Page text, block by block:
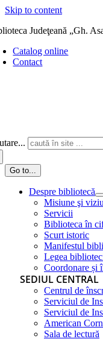
Skip to content
Judeţeană „Gh.
Catalog online
Contact
Go to...
Despre bibliotecă
Misiune şi
Servicii
Biblioteca în
Scurt istoric
Manifestul
Legea
Coordonare și
SEDIUL CENTRAL
Centrul de
Serviciul de
Serviciul de
American
Sala de lectură